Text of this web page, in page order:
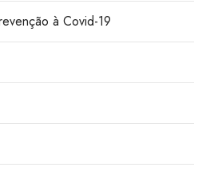
à Covid-19